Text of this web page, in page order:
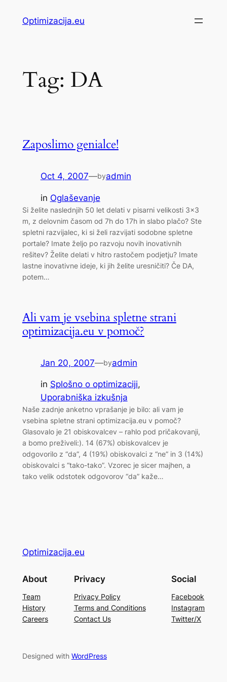
Optimizacija.eu
Tag: DA
Zaposlimo genialce!
Oct 4, 2007—byadmin
in Oglaševanje
Si želite naslednjih 50 let delati v pisarni velikosti 3×3
m, z delovnim časom od 7h do 17h in slabo plačo? Ste
spletni razvijalec, ki si želi razvijati sodobne spletne
portale? Imate željo po razvoju novih inovativnih
rešitev? Želite delati v hitro rastočem podjetju? Imate
lastne inovativne ideje, ki jih želite uresničiti? Če DA,
potem…
Ali vam je vsebina spletne strani
optimizacija.eu v pomoč?
Jan 20, 2007—byadmin
in Splošno o optimizaciji
Uporabniška izkušnja
Naše zadnje anketno vprašanje je bilo: ali vam je
vsebina spletne strani optimizacija.eu v pomoč?
Glasovalo je 21 obiskovalcev – rahlo pod pričakovanji,
a bomo preživeli:). 14 (67%) obiskovalcev je
odgovorilo z “da”, 4 (19%) obiskovalci z “ne” in 3 (14%)
obiskovalci s “tako-tako”. Vzorec je sicer majhen, a
tako velik odstotek odgovorov “da” kaže…
Optimizacija.eu
About
Team
History
Careers
Privacy
Privacy Policy
Terms and Conditions
Contact Us
Social
Facebook
Instagram
Twitter/X
Designed with WordPress